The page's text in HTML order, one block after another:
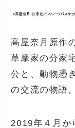
高屋奈月原作
草摩家の分家
公と、動物憑
の交流の物語。
2019年４月か